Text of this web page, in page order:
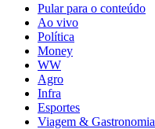
Pular para o conteúdo
Ao vivo
Política
Money
WW
Agro
Infra
Esportes
Viagem & Gastronomia